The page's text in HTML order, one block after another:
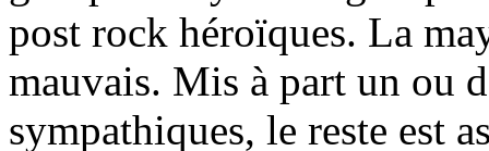
post rock héroïques. La
mauvais. Mis à part un ou
sympathiques, le reste est